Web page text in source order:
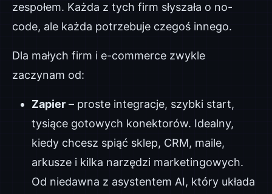
zespołem. Każda z tych firm słyszała o no-
code, ale każda potrzebuje czegoś innego.
Dla małych firm i e-commerce zwykle
zaczynam od:
Zapier – proste integracje, szybki start,
tysiące gotowych konektorów. Idealny,
kiedy chcesz spiąć sklep, CRM, maile,
arkusze i kilka narzędzi marketingowych.
Od niedawna z asystentem AI, który układa